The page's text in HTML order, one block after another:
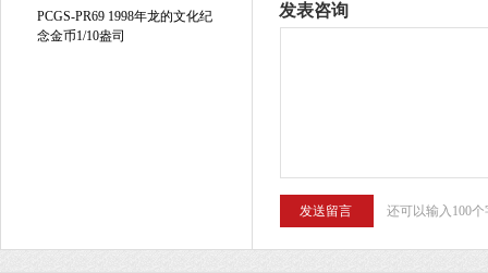
PCGS-PR69 1998年龙的文化纪
念金币1/10盎司
发表咨询
还可以输入100个